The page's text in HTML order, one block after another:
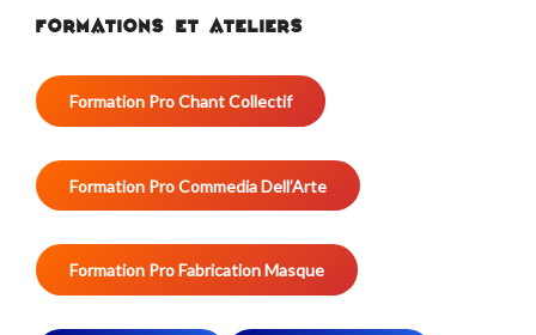
FORMATIONS ET ATELIERS
Formation Pro Chant Collectif
Formation Pro Commedia Dell’Arte
Formation Pro Fabrication Masque